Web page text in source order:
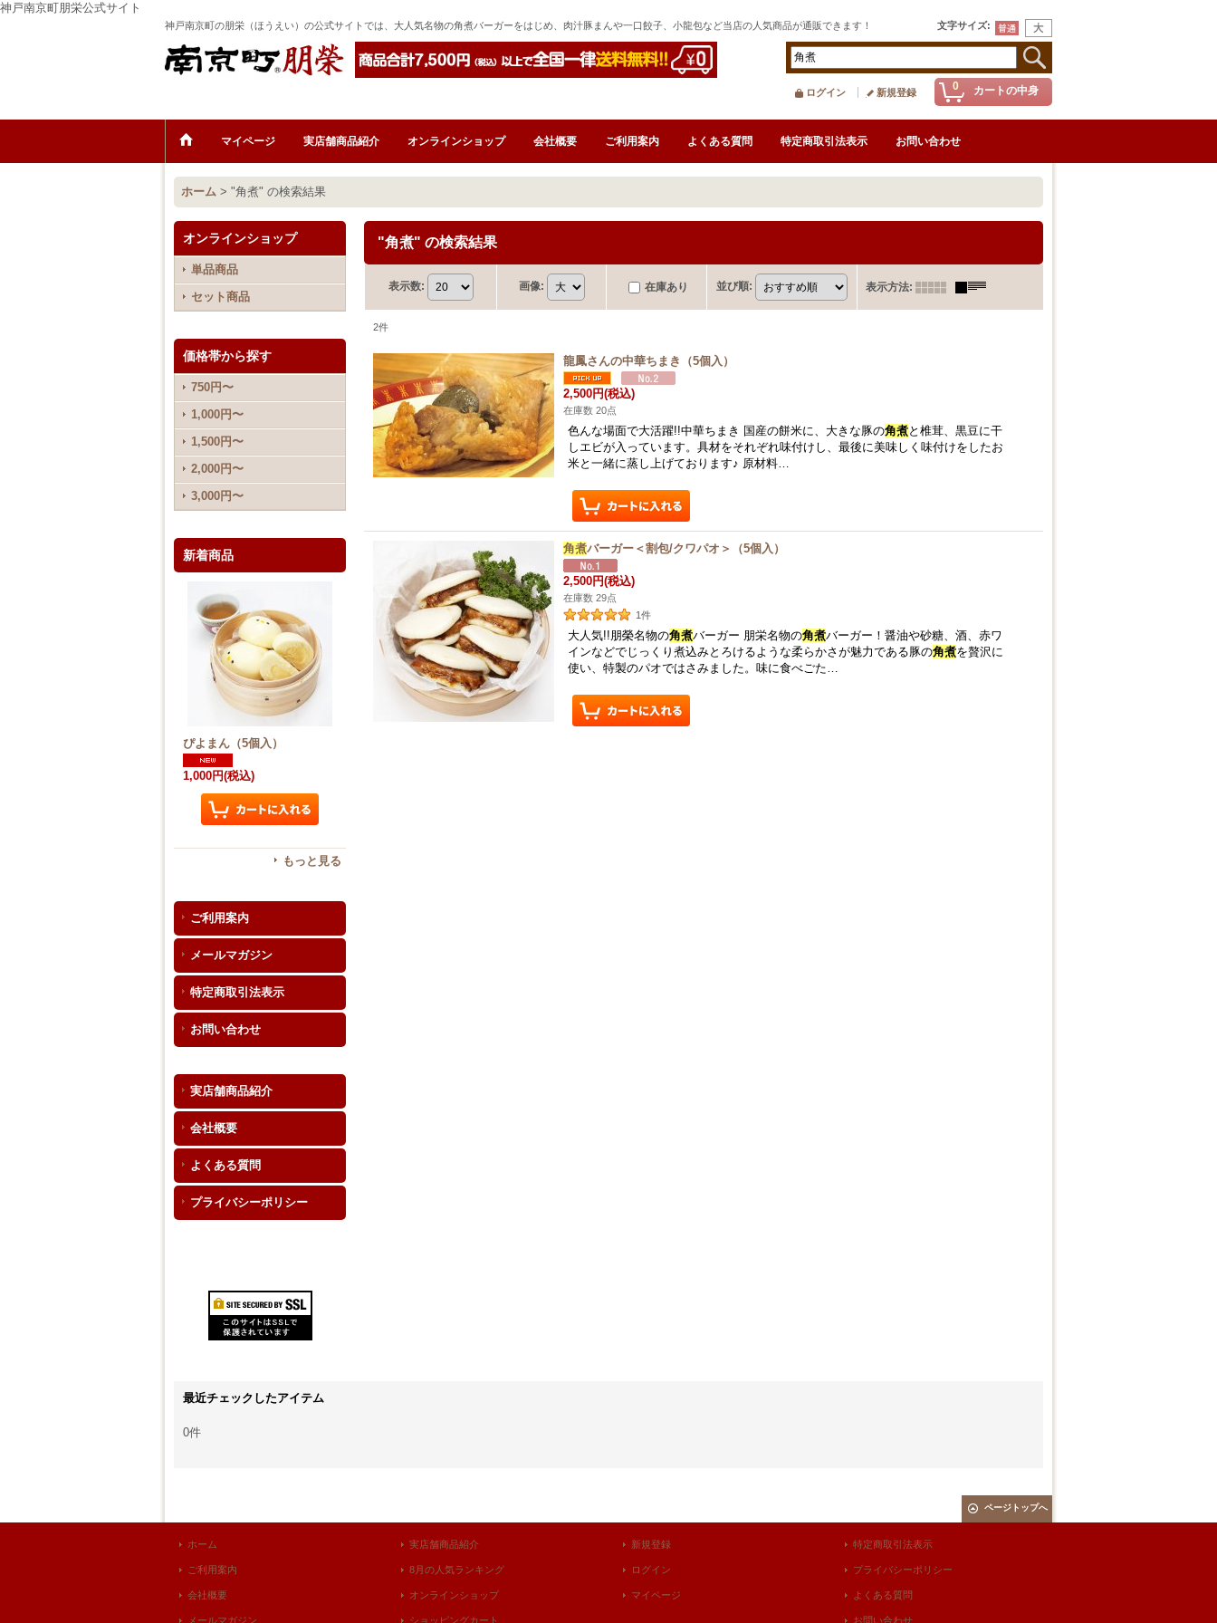
神戸南京町朋栄公式サイト
神戸南京町の朋栄（ほうえい）の公式サイトでは、大人気名物の角煮バーガーをはじめ、肉汁豚まんや一口餃子、小龍包など当店の人気商品が通販できます！ 文字サイズ:
0 カートの中身
ログイン 新規登録
マイページ 実店舗商品紹介 オンラインショップ 会社概要 ご利用案内 よくある質問 特定商取引法表示 お問い合わせ
ホーム > "角煮" の検索結果
オンラインショップ
単品商品
セット商品
価格帯から探す
750円〜
1,000円〜
1,500円〜
2,000円〜
3,000円〜
新着商品
ぴよまん（5個入）
1,000円(税込)
もっと見る
ご利用案内
メールマガジン
特定商取引法表示
お問い合わせ
実店舗商品紹介
会社概要
よくある質問
プライバシーポリシー
"角煮" の検索結果
表示数: 画像: 在庫あり 並び順: 表示方法:
2件
龍鳳さんの中華ちまき（5個入）
2,500円(税込)
在庫数 20点
色んな場面で大活躍!!中華ちまき 国産の餅米に、大きな豚の角煮と椎茸、黒豆に干
しエビが入っています。具材をそれぞれ味付けし、最後に美味しく味付けをしたお
米と一緒に蒸し上げております♪ 原材料…
角煮バーガー＜割包/クワパオ＞（5個入）
2,500円(税込)
在庫数 29点
1件
大人気!!朋榮名物の角煮バーガー 朋栄名物の角煮バーガー！醤油や砂糖、酒、赤ワ
インなどでじっくり煮込みとろけるような柔らかさが魅力である豚の角煮を贅沢に
使い、特製のパオではさみました。味に食べごた…
最近チェックしたアイテム
0件
ページトップへ
ホーム
ご利用案内
会社概要
メールマガジン
実店舗商品紹介
8月の人気ランキング
オンラインショップ
ショッピングカート
新規登録
ログイン
マイページ
特定商取引法表示
プライバシーポリシー
よくある質問
お問い合わせ